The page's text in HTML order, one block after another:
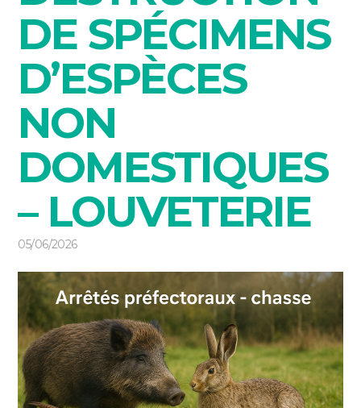
DE SPÉCIMENS
D’ESPÈCES
NON
DOMESTIQUES
– LOUVETERIE
05/06/2026